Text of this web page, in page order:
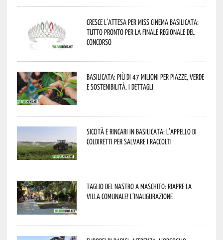
Cresce l’attesa per Miss Cinema Basilicata:
tutto pronto per la finale regionale del
concorso
Basilicata: più di 47 milioni per piazze, verde
e sostenibilità. I dettagli
Siccità e rincari in Basilicata: l’appello di
Coldiretti per salvare i raccolti
Taglio del nastro a Maschito: riapre la
Villa Comunale! L’inaugurazione